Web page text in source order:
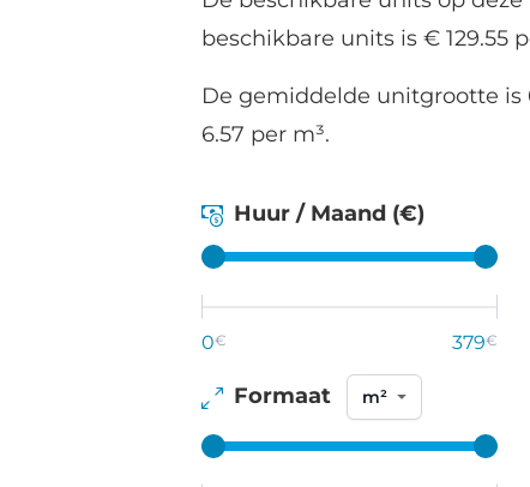
beschikbare units is € 129.55
De gemiddelde unitgrootte is
6.57 per m³.
Huur / Maand (€)
0€ 379€
Formaat